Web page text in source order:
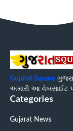
Gujarat Square
અમારી આ વેબસાઈટ
Categories
Gujarat News